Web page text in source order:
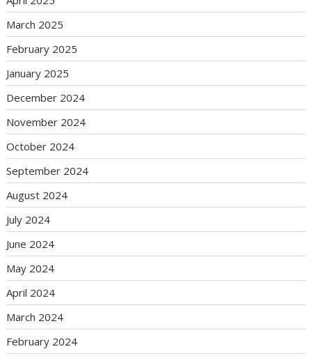
March 2025
February 2025
January 2025
December 2024
November 2024
October 2024
September 2024
August 2024
July 2024
June 2024
May 2024
April 2024
March 2024
February 2024